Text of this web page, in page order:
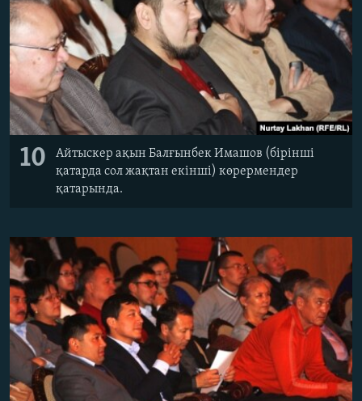
10
Айтыскер ақын Балғынбек Имашов (бірінші
қатарда сол жақтан екінші) көрермендер
қатарында.